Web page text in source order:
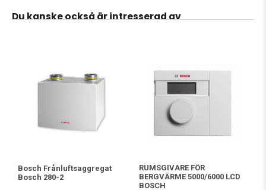
Du kanske också är intresserad av
Bosch Frånluftsaggregat
Bosch 280-2
RUMSGIVARE FÖR
BERGVÄRME 5000/6000 LCD
BOSCH